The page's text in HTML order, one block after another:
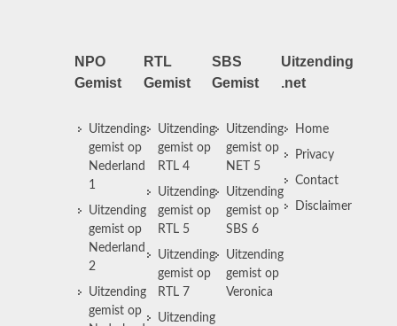
NPO
Gemist
Uitzending
gemist op
Nederland
1
Uitzending
gemist op
Nederland
2
Uitzending
gemist op
RTL
Gemist
Uitzending
gemist op
RTL 4
Uitzending
gemist op
RTL 5
Uitzending
gemist op
RTL 7
Uitzending
SBS
Gemist
Uitzending
gemist op
NET 5
Uitzending
gemist op
SBS 6
Uitzending
gemist op
Veronica
Uitzending
.net
Home
Privacy
Contact
Disclaimer